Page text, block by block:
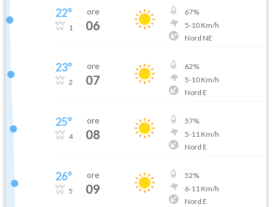
22°
1
ore
06
67%
5-10Km/h
Nord NE
23°
2
ore
07
62%
5-10Km/h
Nord E
25°
4
ore
08
57%
5-11 Km/h
Nord E
26°
5
ore
09
52%
6-11 Km/h
Nord E